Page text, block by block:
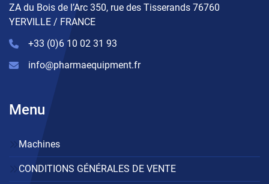
ZA du Bois de l’Arc 350, rue des Tisserands 76760
YERVILLE / FRANCE
+33 (0)6 10 02 31 93
info@pharmaequipment.fr
Menu
Machines
CONDITIONS GÉNÉRALES DE VENTE